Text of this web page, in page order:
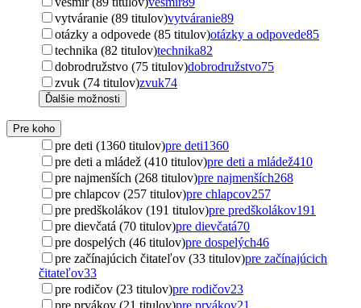
vytváranie (89 titulov)vytváranie89
otázky a odpovede (85 titulov)otázky a odpovede85
technika (82 titulov)technika82
dobrodružstvo (75 titulov)dobrodružstvo75
zvuk (74 titulov)zvuk74
Ďalšie možnosti
Pre koho
pre deti (1360 titulov)pre deti1360
pre deti a mládež (410 titulov)pre deti a mládež410
pre najmenších (268 titulov)pre najmenších268
pre chlapcov (257 titulov)pre chlapcov257
pre predškolákov (191 titulov)pre predškolákov191
pre dievčatá (70 titulov)pre dievčatá70
pre dospelých (46 titulov)pre dospelých46
pre začínajúcich čitateľov (33 titulov)pre začínajúcich
čitateľov33
pre rodičov (23 titulov)pre rodičov23
pre prvákov (21 titulov)pre prvákov21